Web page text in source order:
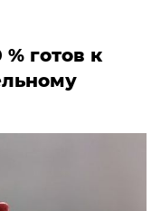
готов к